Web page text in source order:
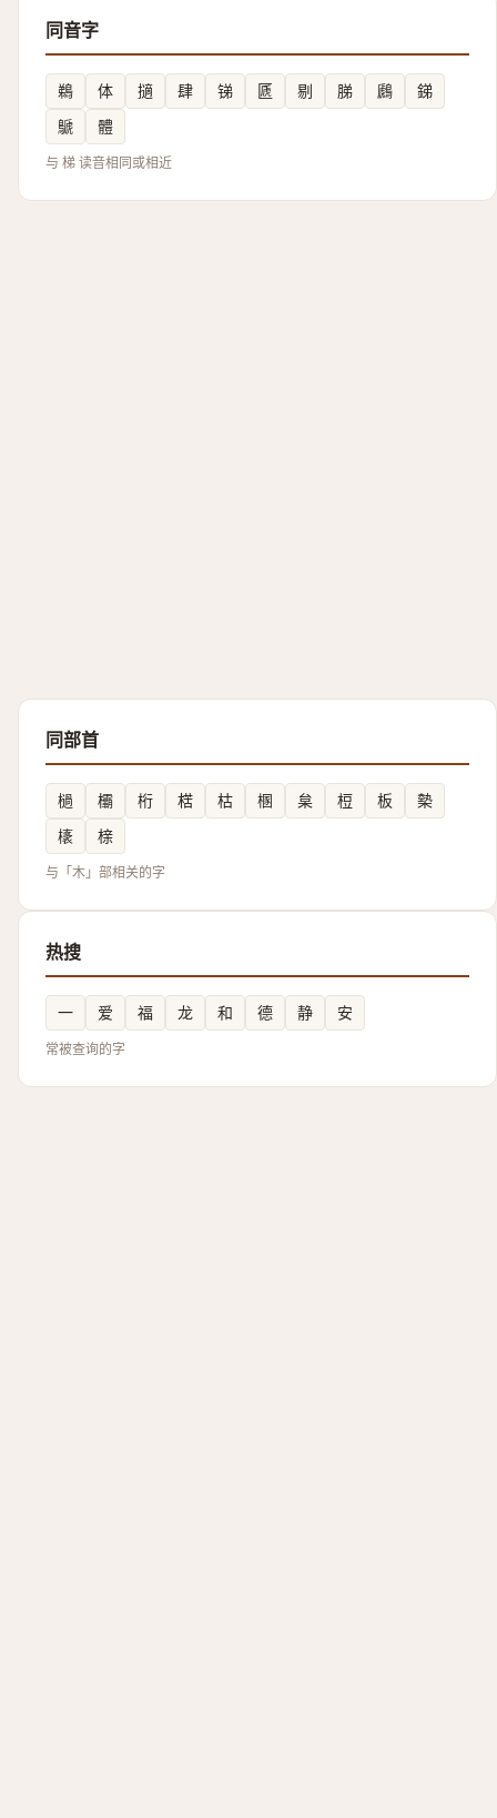
同音字
鵜 体 擿 肆 锑 㔸 剔 䏲 鷉
銻
鷈
體
与 梯 读音相同或相近
同部首
檛 欛 桁 楛 枯 㮯 枲 梪 板
槷
橠
榇
与「木」部相关的字
热搜
一 爱 福 龙 和 德 静 安
常被查询的字